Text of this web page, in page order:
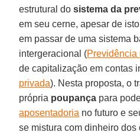
estrutural dosistema da
em seu cerne, apesar de
em passar de uma sistema
intergeracional (Previdência
de capitalização em contas
privada). Nesta proposta, o
própria poupança para
aposentadoria no futuro e
se mistura com dinheiro dos